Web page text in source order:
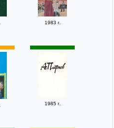
1983 г.
1985 г.